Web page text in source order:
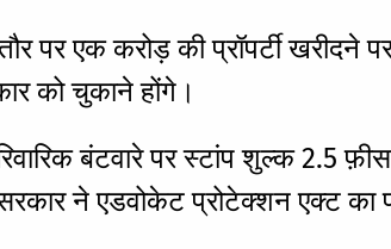
पर एक करोड़ की प्रॉपर्टी
को चुकाने होंगे।
बंटवारे पर स्टांप शुल्क 2.5
ने एडवोकेट प्रोटेक्शन एक्ट का